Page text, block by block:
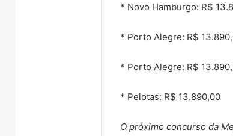
* Novo Hamburgo: R$
* Porto Alegre: R$
* Porto Alegre: R$
* Pelotas: R$ 13.890,00
O próximo concurso da